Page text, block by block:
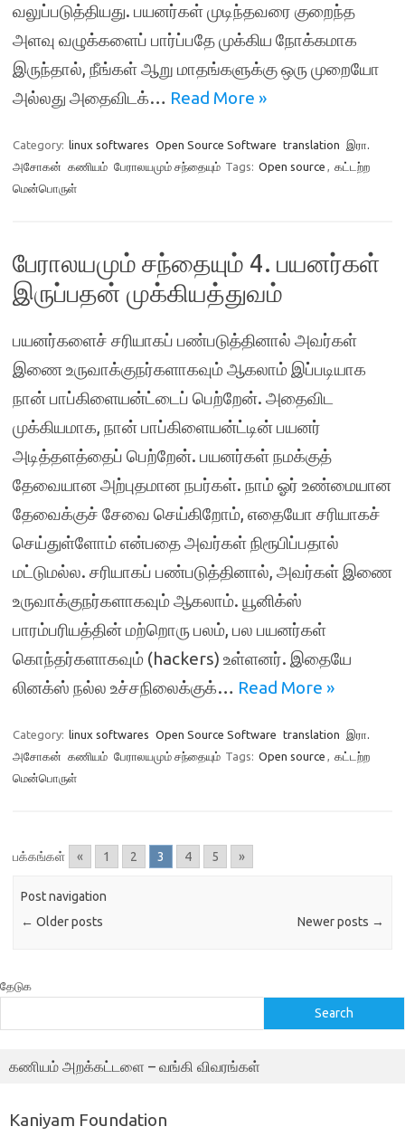
வலுப்படுத்தியது. பயனர்கள் முடிந்தவரை குறைந்த
அளவு வழுக்களைப் பார்ப்பதே முக்கிய நோக்கமாக
இருந்தால், நீங்கள் ஆறு மாதங்களுக்கு ஒரு முறையோ
அல்லது அதைவிடக்… Read More »
Category: linux softwares Open Source Software translation இரா.
அசோகன் கணியம் பேராலயமும் சந்தையும் Tags: Open source , கட்டற்ற
மென்பொருள்
பேராலயமும் சந்தையும் 4. பயனர்கள்
இருப்பதன் முக்கியத்துவம்
பயனர்களைச் சரியாகப் பண்படுத்தினால் அவர்கள்
இணை உருவாக்குநர்களாகவும் ஆகலாம் இப்படியாக
நான் பாப்கிளையன்ட்டைப் பெற்றேன். அதைவிட
முக்கியமாக, நான் பாப்கிளையன்ட்டின் பயனர்
அடித்தளத்தைப் பெற்றேன். பயனர்கள் நமக்குத்
தேவையான அற்புதமான நபர்கள். நாம் ஓர் உண்மையான
தேவைக்குச் சேவை செய்கிறோம், எதையோ சரியாகச்
செய்துள்ளோம் என்பதை அவர்கள் நிரூபிப்பதால்
மட்டுமல்ல. சரியாகப் பண்படுத்தினால், அவர்கள் இணை
உருவாக்குநர்களாகவும் ஆகலாம். யூனிக்ஸ்
பாரம்பரியத்தின் மற்றொரு பலம், பல பயனர்கள்
கொந்தர்களாகவும் (hackers) உள்ளனர். இதையே
லினக்ஸ் நல்ல உச்சநிலைக்குக்… Read More »
Category: linux softwares Open Source Software translation இரா.
அசோகன் கணியம் பேராலயமும் சந்தையும் Tags: Open source , கட்டற்ற
மென்பொருள்
பக்கங்கள் « 1 2 3 4 5 »
Post navigation
← Older posts Newer posts →
தேடுக
Search
கணியம் அறக்கட்டளை – வங்கி விவரங்கள்
Kaniyam Foundation